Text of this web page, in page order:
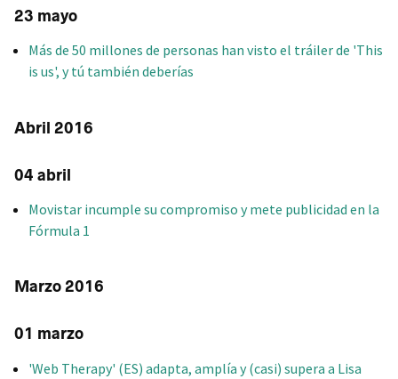
23 mayo
Más de 50 millones de personas han visto el tráiler de 'This
is us', y tú también deberías
Abril 2016
04 abril
Movistar incumple su compromiso y mete publicidad en la
Fórmula 1
Marzo 2016
01 marzo
'Web Therapy' (ES) adapta, amplía y (casi) supera a Lisa